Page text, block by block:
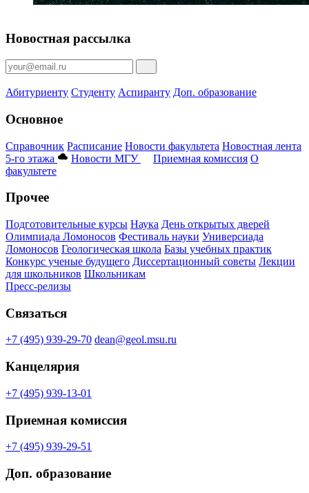
Новостная рассылка
Абитуриенту Студенту Аспиранту Доп. образование
Основное
Справочник Расписание Новости факультета Новостная лента
5-го этажа
Новости МГУ Приемная комиссия О
факультете
Прочее
Подготовительные курсы Наука День открытых дверей
Олимпиада Ломоносов Фестиваль науки Универсиада
Ломоносов Геологическая школа Базы учебных практик
Конкурс ученые будущего Диссертационный советы Лекции
для школьников Школьникам
Пресс-релизы
Связаться
+7 (495) 939-29-70 dean@geol.msu.ru
Канцелярия
+7 (495) 939-13-01
Приемная комиссия
+7 (495) 939-29-51
Доп. образование